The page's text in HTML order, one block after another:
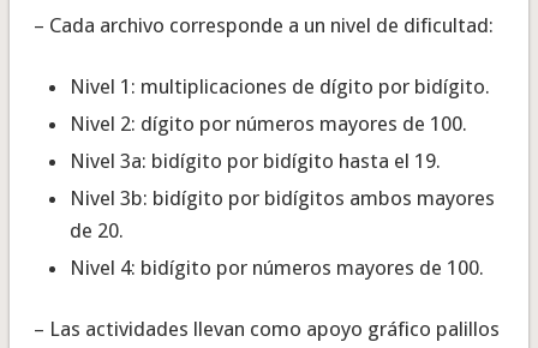
– Cada archivo corresponde a un nivel de dificultad:
Nivel 1: multiplicaciones de dígito por bidígito.
Nivel 2: dígito por números mayores de 100.
Nivel 3a: bidígito por bidígito hasta el 19.
Nivel 3b: bidígito por bidígitos ambos mayores
de 20.
Nivel 4: bidígito por números mayores de 100.
– Las actividades llevan como apoyo gráfico palillos